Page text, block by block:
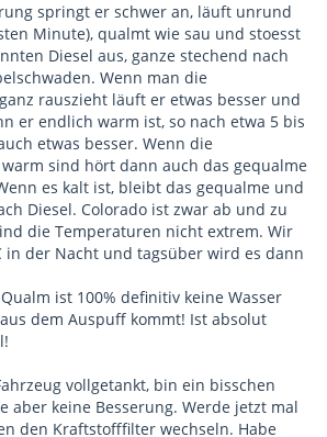
springt er schwer an, läuft unrund
Minute), qualmt wie sau und stoesst
Diesel aus, ganze stechend nach
Wenn man die
rauszieht läuft er etwas besser und
er endlich warm ist, so nach etwa 5 bis
etwas besser. Wenn die
sind hört dann auch das gequalme
es kalt ist, bleibt das gequalme und
Diesel. Colorado ist zwar ab und zu
die Temperaturen nicht extrem. Wir
in der Nacht und tagsüber wird es dann
ist 100% definitiv keine Wasser
dem Auspuff kommt! Ist absolut
vollgetankt, bin ein bisschen
aber keine Besserung. Werde jetzt mal
den Kraftstofffilter wechseln. Habe